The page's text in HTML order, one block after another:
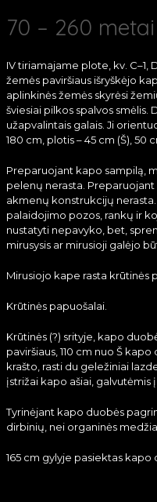
70 – 260
IV tiriamajame plote, kv. C–1,
žemės paviršiaus išryškėjo
aplinkinės žemės skyrėsi
šviesiai pilkos spalvos smėlis.
užapvalintais galais. Ji
180 cm, plotis – 45 cm (Š), 50
Preparuojant kapo sampilą,
pelenų nerasta.
akmenų konstrukcijų nerasta.
palaidojimo pozos, rankų ir
nustatyti nepavyko, bet,
mirusysis ar mirusioji galėjo
Mirusiojo kape rasta krūtinės
Krūtinės papuošalai.
Krūtinės (?) srityje, kapo
paviršiaus, 110 cm nuo Š
krašto, rasti du geležiniai
įstrižai kapo ašiai, galvutėmis į
Tyrinėjant kapo duobės
dirbinių, nei organinės
165 cm gylyje pasiektas kapo